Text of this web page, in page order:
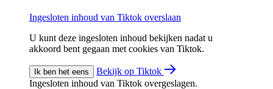
Ingesloten inhoud van Tiktok overslaan
U kunt deze ingesloten inhoud bekijken nadat u
akkoord bent gegaan met cookies van Tiktok.
Ik ben het eens
Bekijk op Tiktok
Ingesloten inhoud van Tiktok overgeslagen.